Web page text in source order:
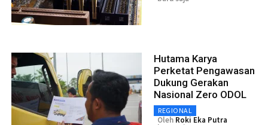
Hutama Karya
Perketat Pengawasan
Dukung Gerakan
Nasional Zero ODOL
REGIONAL
Oleh Roki Eka Putra